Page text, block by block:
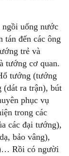
uống nước
tán đến các ông
trẻ và
tướng cơ quan.
tướng (tướng
ra trận), bút
phục vụ
trong các
các đại tướng),
bảo vâng),
Rồi có người